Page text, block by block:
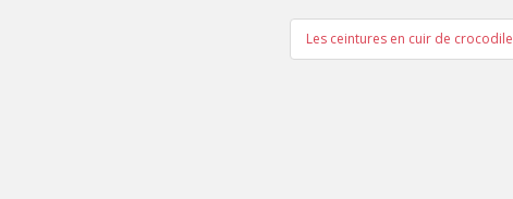
Les ceintures en cuir de crocodile